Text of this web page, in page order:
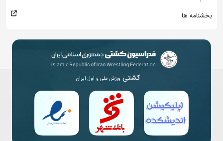
بخشنامه ها
کشتی ورزش ملی و اول ایران